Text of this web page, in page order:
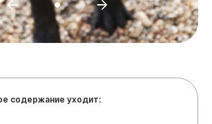
содержание уходит: